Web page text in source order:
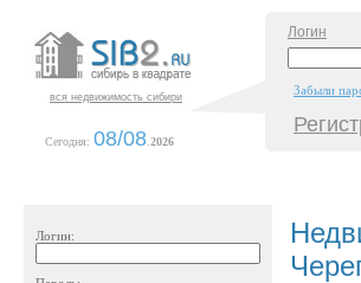
вся недвижимость сибири
Сегодня: 08/08 2026
Логин
Забыли
Логин: